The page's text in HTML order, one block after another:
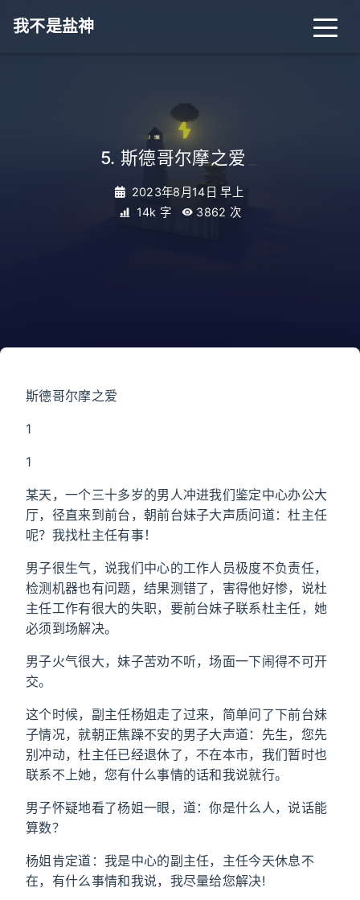
我不是盐神
5. 斯德哥尔摩之爱
2023年8月14日 早上
14k 字
3862 次
斯德哥尔摩之爱
1
1
某天，一个三十多岁的男人冲进我们鉴定中心办公大
厅，径直来到前台，朝前台妹子大声质问道：杜主任
呢？我找杜主任有事！
男子很生气，说我们中心的工作人员极度不负责任，
检测机器也有问题，结果测错了，害得他好惨，说杜
主任工作有很大的失职，要前台妹子联系杜主任，她
必须到场解决。
男子火气很大，妹子苦劝不听，场面一下闹得不可开
交。
这个时候，副主任杨姐走了过来，简单问了下前台妹
子情况，就朝正焦躁不安的男子大声道：先生，您先
别冲动，杜主任已经退休了，不在本市，我们暂时也
联系不上她，您有什么事情的话和我说就行。
男子怀疑地看了杨姐一眼，道：你是什么人，说话能
算数？
杨姐肯定道：我是中心的副主任，主任今天休息不
在，有什么事情和我说，我尽量给您解决!